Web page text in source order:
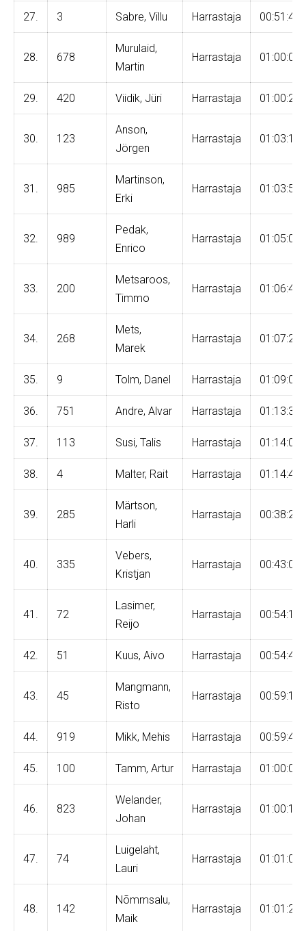
27. 3 Sabre, Villu Harrastaja
28. 678
Murulaid,
Martin
Harrastaja
29. 420 Viidik, Jüri Harrastaja
30. 123
Anson,
Jörgen
Harrastaja
31. 985
Martinson,
Erki
Harrastaja
32. 989
Pedak,
Enrico
Harrastaja
33. 200
Metsaroos,
Timmo
Harrastaja
34. 268
Mets,
Marek
Harrastaja
35. 9 Tolm, Danel Harrastaja
36. 751 Andre, Alvar Harrastaja
37. 113 Susi, Talis Harrastaja
38. 4 Malter, Rait Harrastaja
39. 285
Märtson,
Harli
Harrastaja
40. 335
Vebers,
Kristjan
Harrastaja
41. 72
Lasimer,
Reijo
Harrastaja
42. 51 Kuus, Aivo Harrastaja
43. 45
Mangmann,
Risto
Harrastaja
44. 919 Mikk, Mehis Harrastaja
45. 100 Tamm, Artur Harrastaja
46. 823
Welander,
Johan
Harrastaja
47. 74
Luigelaht,
Lauri
Harrastaja
48. 142
Nõmmsalu,
Maik
Harrastaja